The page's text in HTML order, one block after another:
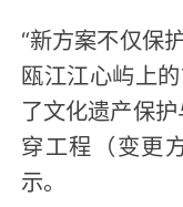
“新方案不仅保
瓯江江心屿上
了文化遗产保
穿工程（变更
示。